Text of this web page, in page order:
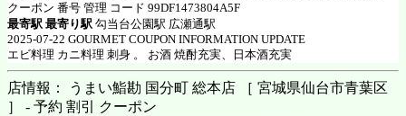
クーポン 番号 管理 コード 99DF1473804A5F
最寄駅 最寄り駅 勾当台公園駅 広瀬通駅
2025-07-22 GOURMET COUPON INFORMATION UPDATE
エビ料理 カニ料理 刺身 。 お酒 焼酎充実、日本酒充実
店情報： うまい鮨勘 国分町 総本店 ［ 宮城県仙台市青葉区
］ - 予約 割引 クーポン